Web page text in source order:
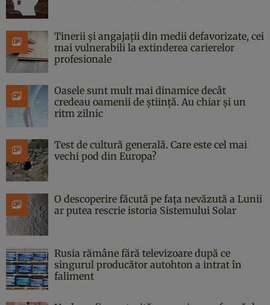
Tinerii și angajații din medii defavorizate, cei
mai vulnerabili la extinderea carierelor
profesionale
Oasele sunt mult mai dinamice decât
credeau oamenii de știință. Au chiar și un
ritm zilnic
Test de cultură generală. Care este cel mai
vechi pod din Europa?
O descoperire făcută pe fața nevăzută a Lunii
ar putea rescrie istoria Sistemului Solar
Rusia rămâne fără televizoare după ce
singurul producător autohton a intrat în
faliment